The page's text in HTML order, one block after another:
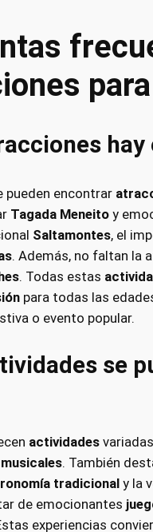
pueden encontrar
Tagada Meneito y
Saltamontes, el
. Además, no faltan la
. Todas estas
para todas las
o evento popular.
se
actividades
. También
tradicionaly la
de emocionantes
experiencias